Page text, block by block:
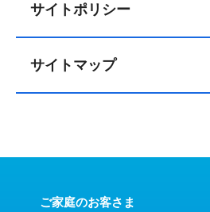
サイトポリシー
サイトマップ
ご家庭のお客さま